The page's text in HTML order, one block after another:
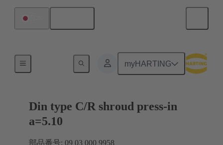
myHARTING
マザーボード ツー ドーターカード接続
Din type C/R shroud press-in
a=5.10
部品番号: 09 03 000 9958